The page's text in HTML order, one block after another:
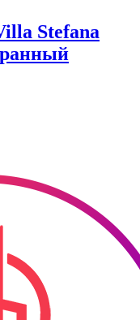
Stefana